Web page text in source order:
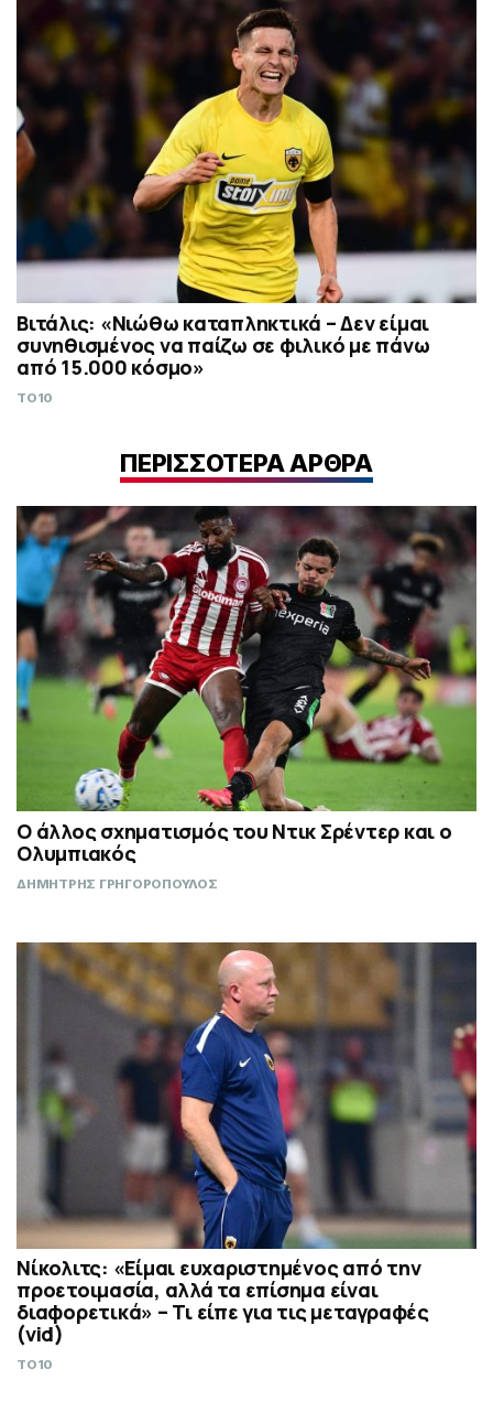
Βιτάλις: «Νιώθω καταπληκτικά – Δεν είμαι
συνηθισμένος να παίζω σε φιλικό με πάνω
από 15.000 κόσμο»
TO10
ΠΕΡΙΣΣΟΤΕΡΑ ΑΡΘΡΑ
Ο άλλος σχηματισμός του Ντικ Σρέντερ και ο
Ολυμπιακός
ΔΗΜΗΤΡΗΣ ΓΡΗΓΟΡΟΠΟΥΛΟΣ
Νίκολιτς: «Είμαι ευχαριστημένος από την
προετοιμασία, αλλά τα επίσημα είναι
διαφορετικά» – Τι είπε για τις μεταγραφές
(vid)
TO10